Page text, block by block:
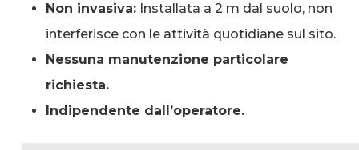
Non invasiva:Installata a 2 m dal suolo, non
interferisce con le attività quotidiane sul sito.
Nessuna manutenzione particolare
richiesta.
Indipendente dall’operatore.